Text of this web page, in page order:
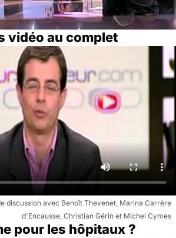
vidéo au complet
discussion avec Benoît Thevenet, Marina Carrère
d'Encausse, Christian Gérin et Michel Cymes
pour les hôpitaux ?